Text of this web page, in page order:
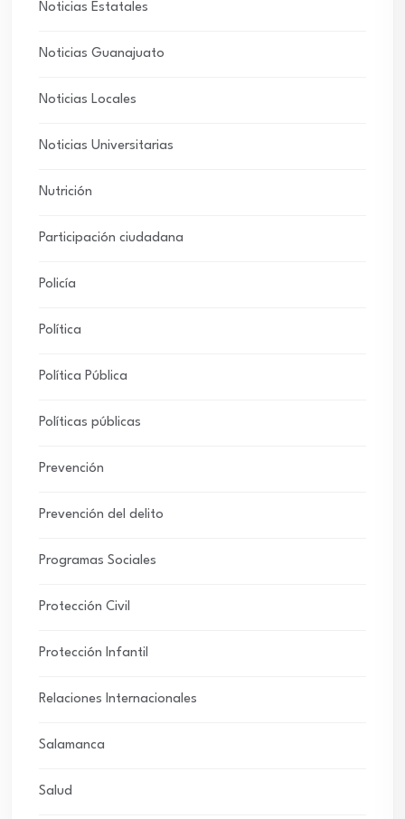
Noticias Estatales
Noticias Guanajuato
Noticias Locales
Noticias Universitarias
Nutrición
Participación ciudadana
Policía
Política
Política Pública
Políticas públicas
Prevención
Prevención del delito
Programas Sociales
Protección Civil
Protección Infantil
Relaciones Internacionales
Salamanca
Salud